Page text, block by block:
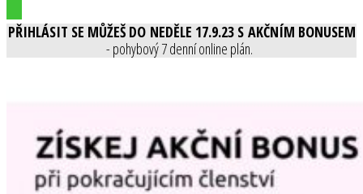
PŘIHLÁSIT SE MŮŽEŠ DO NEDĚLE 17.9.23 S AKČNÍM BONUSEM
- pohybový 7 denní online plán.